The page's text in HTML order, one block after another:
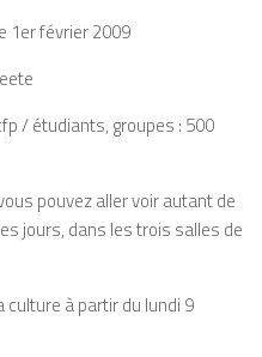
1er février 2009
/ étudiants, groupes : 500
pouvez aller voir autant de
jours, dans les trois salles de
culture à partir du lundi 9